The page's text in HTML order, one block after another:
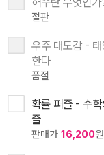
절판
우주 대도감 -
한다
품절
확률 퍼즐 - 수
즐
판매가 16,200원